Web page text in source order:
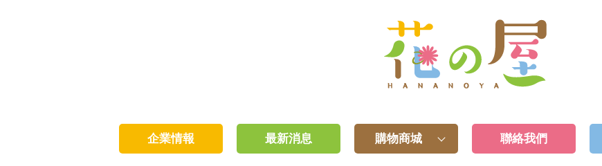
企業情報 最新消息 購物商城 聯絡我們